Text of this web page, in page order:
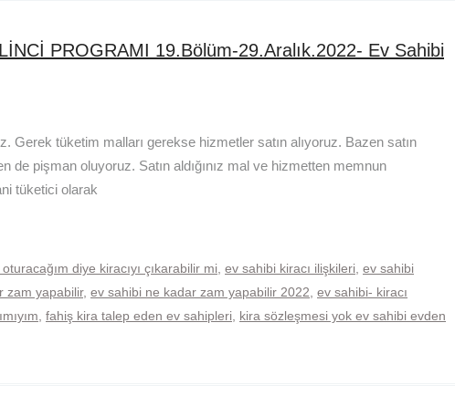
PROGRAMI 19.Bölüm-29.Aralık.2022- Ev Sahibi
tüketim malları gerekse hizmetler satın alıyoruz. Bazen satın
de pişman oluyoruz. Satın aldığınız mal ve hizmetten memnun
tüketici olarak
diye kiracıyı çıkarabilir mi ev sahibi kiracı ilişkileri ev sahibi
zam yapabilir, ev sahibi ne kadar zam yapabilir 2022 ev sahibi- kiracı
fahiş kira talep eden ev sahipleri
kira sözleşmesi yok ev sahibi evden